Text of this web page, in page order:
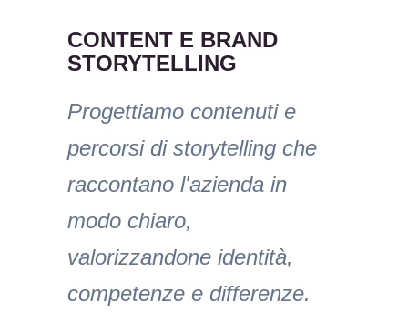
CONTENT E BRAND
STORYTELLING
Progettiamo contenuti e
percorsi di storytelling che
raccontano l'azienda in
modo chiaro,
valorizzandone identità,
competenze e differenze.